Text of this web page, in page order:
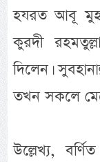
হযরত আবূ
কুরদী
দিলেন।
তখন সকলে
উল্লেখ্য,